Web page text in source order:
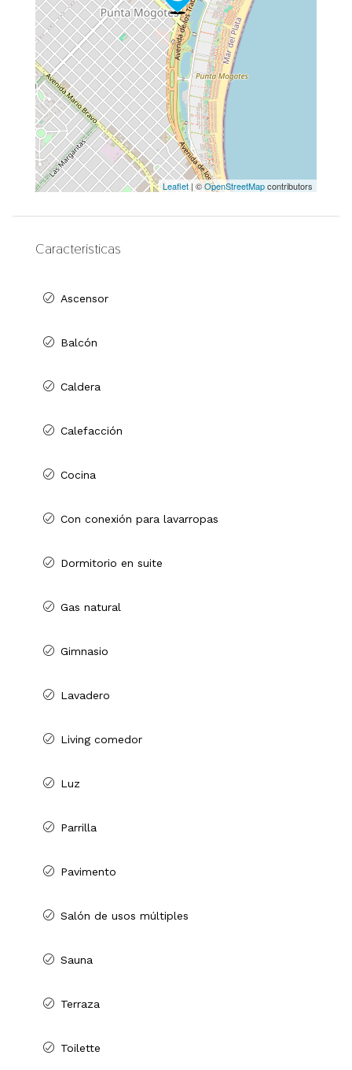
Leaflet | ©OpenStreetMapcontributors
Características
Ascensor
Balcón
Caldera
Calefacción
Cocina
Con conexión para lavarropas
Dormitorio en suite
Gas natural
Gimnasio
Lavadero
Living comedor
Luz
Parrilla
Pavimento
Salón de usos múltiples
Sauna
Terraza
Toilette